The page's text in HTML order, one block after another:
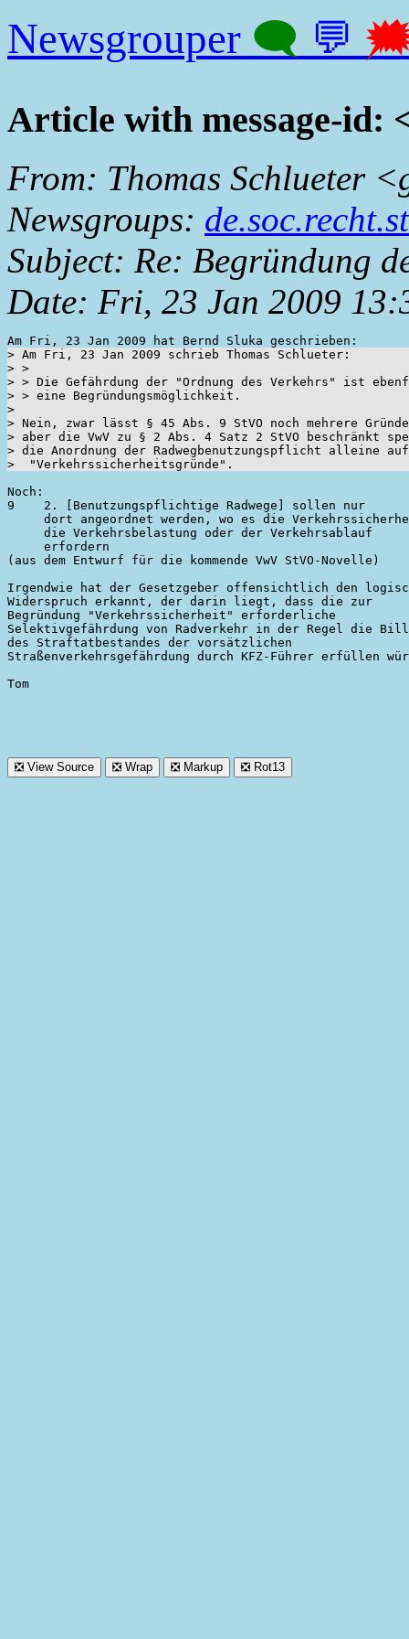
Newsgrouper 🗨 💬
Article with message-id:
From: Thomas Schlueter <
Newsgroups:
Subject: Re: Begründung
Date: Fri, 23 Jan 2009
> Am Fri, 23 Jan 2009 schrieb Thomas Schlueter:
> >
> > Die Gefährdung der "Ordnung des Verkehrs" ist
> > eine Begründungsmöglichkeit.
>
> Nein, zwar lässt § 45 Abs. 9 StVO noch mehrere
> aber die VwV zu § 2 Abs. 4 Satz 2 StVO beschränkt
> die Anordnung der Radwegbenutzungspflicht alleine auf
Noch:
9    2. [Benutzungspflichtige Radwege] sollen nur
dort angeordnet werden, wo es die
     die Verkehrsbelastung oder der Verkehrsablauf
     erfordern
(aus dem Entwurf für die kommende VwV StVO-Novelle)
Irgendwie hat der Gesetzgeber offensichtlich den
Widerspruch erkannt, der darin liegt, dass die zur
Begründung "Verkehrssicherheit" erforderliche
Selektivgefährdung von Radverkehr in der Regel die
des Straftatbestandes der vorsätzlichen
Straßenverkehrsgefährdung durch KFZ-Führer erfüllen
Tom